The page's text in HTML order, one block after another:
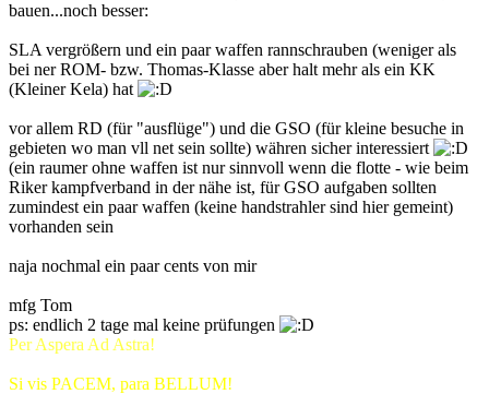
bauen...noch besser:
SLA vergrößern und ein paar waffen rannschrauben (weniger als
bei ner ROM- bzw. Thomas-Klasse aber halt mehr als ein KK
(Kleiner Kela) hat
vor allem RD (für "ausflüge") und die GSO (für kleine besuche in
gebieten wo man vll net sein sollte) währen sicher interessiert
(ein raumer ohne waffen ist nur sinnvoll wenn die flotte - wie beim
Riker kampfverband in der nähe ist, für GSO aufgaben sollten
zumindest ein paar waffen (keine handstrahler sind hier gemeint)
vorhanden sein
naja nochmal ein paar cents von mir
mfg Tom
ps: endlich 2 tage mal keine prüfungen
Per Aspera Ad Astra!
Si vis PACEM, para BELLUM!